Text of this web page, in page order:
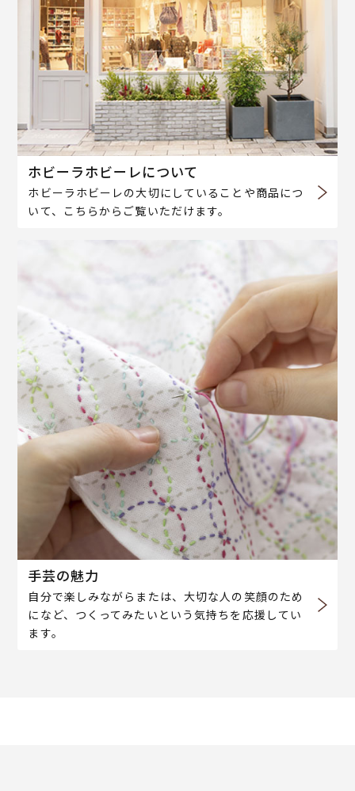
ホビーラホビーレについて
ホビーラホビーレの大切にしていることや商品につ
いて、こちらからご覧いただけます。
手芸の魅力
自分で楽しみながらまたは、大切な人の笑顔のため
になど、つくってみたいという気持ちを応援してい
ます。